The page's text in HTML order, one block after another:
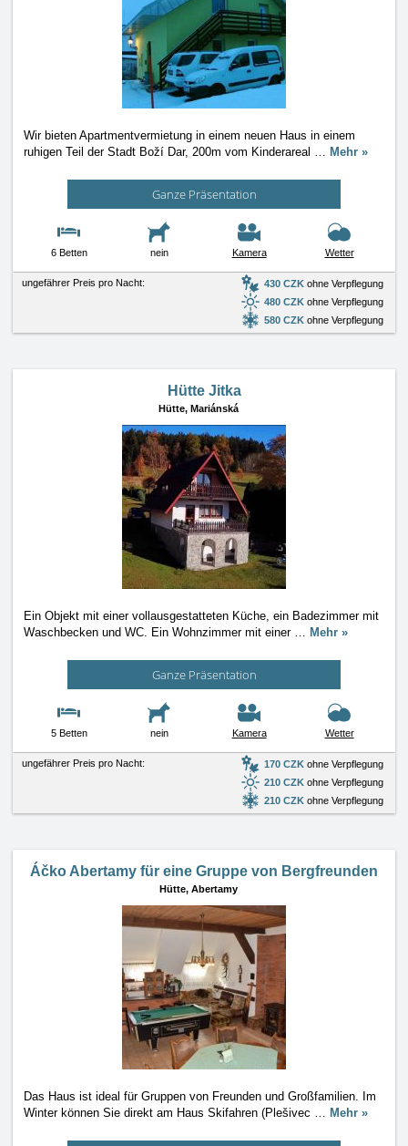
Wir bieten Apartmentvermietung in einem neuen Haus in einem
ruhigen Teil der Stadt Boží Dar, 200m vom Kinderareal … Mehr »
Ganze Präsentation
6 Betten nein Kamera Wetter
ungefährer Preis pro Nacht: 430 CZK ohne Verpflegung
480 CZK ohne Verpflegung
580 CZK ohne Verpflegung
Hütte Jitka
Hütte, Mariánská
Ein Objekt mit einer vollausgestatteten Küche, ein Badezimmer mit
Waschbecken und WC. Ein Wohnzimmer mit einer … Mehr »
Ganze Präsentation
5 Betten nein Kamera Wetter
ungefährer Preis pro Nacht: 170 CZK ohne Verpflegung
210 CZK ohne Verpflegung
210 CZK ohne Verpflegung
Áčko Abertamy für eine Gruppe von Bergfreunden
Hütte, Abertamy
Das Haus ist ideal für Gruppen von Freunden und Großfamilien. Im
Winter können Sie direkt am Haus Skifahren (Plešivec … Mehr »